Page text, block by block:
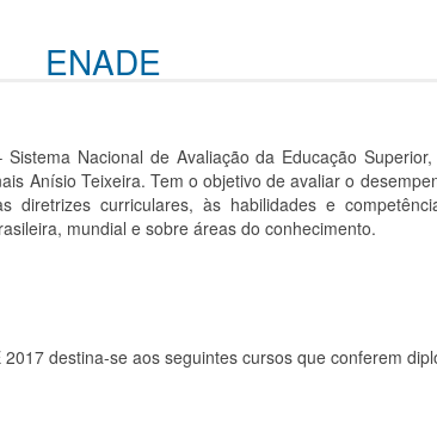
ENADE
Nacional de Avaliação da Educação
Anísio Teixeira. Tem o objetivo de avaliar o
diretrizes curriculares, às habilidades e
mundial e sobre áreas do conhecimento.
destina-se aos seguintes cursos que conferem